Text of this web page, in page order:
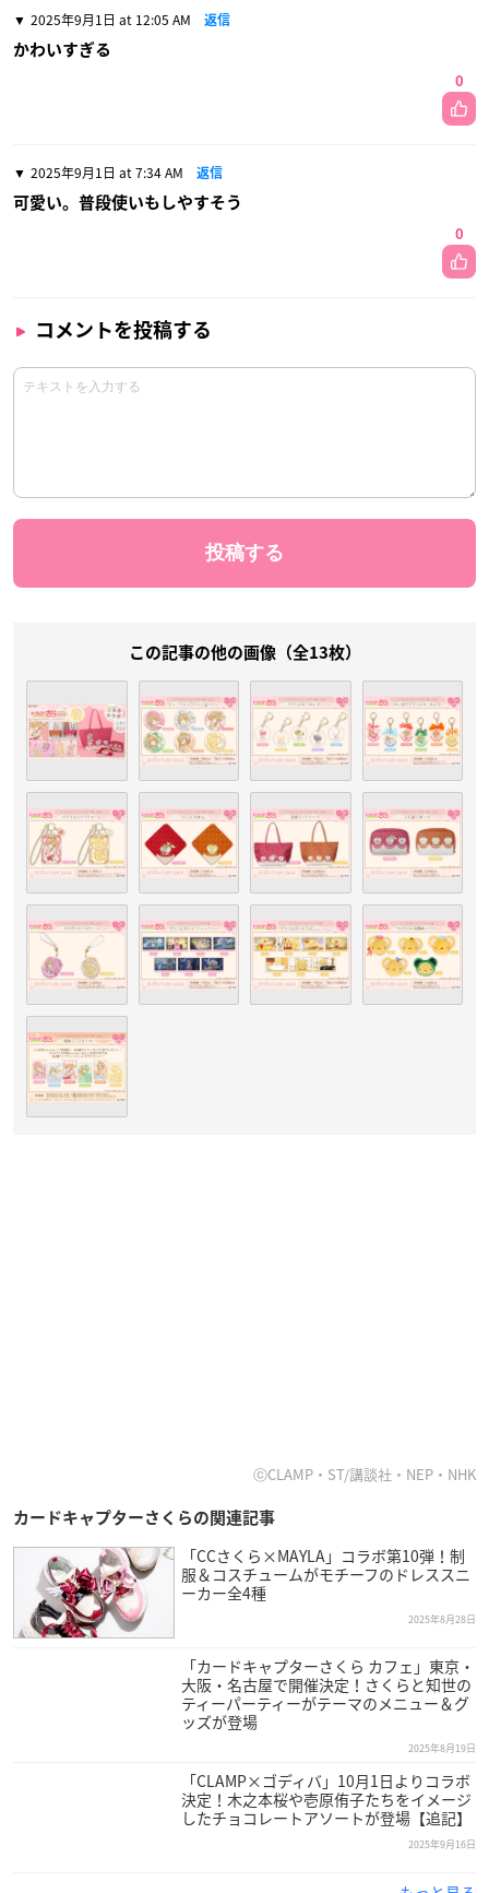
2025年9月1日 at 12:05 AM 返信
かわいすぎる
0
2025年9月1日 at 7:34 AM 返信
可愛い。普段使いもしやすそう
0
コメントを投稿する
この記事の他の画像（全13枚）
ⓒCLAMP・ST/講談社・NEP・NHK
カードキャプターさくらの関連記事
「CCさくら×MAYLA」コラボ第10弾！制
服＆コスチュームがモチーフのドレススニ
ーカー全4種
2025年8月28日
「カードキャプターさくら カフェ」東京・
大阪・名古屋で開催決定！さくらと知世の
ティーパーティーがテーマのメニュー＆グ
ッズが登場
2025年8月19日
「CLAMP×ゴディバ」10月1日よりコラボ
決定！木之本桜や壱原侑子たちをイメージ
したチョコレートアソートが登場【追記】
2025年9月16日